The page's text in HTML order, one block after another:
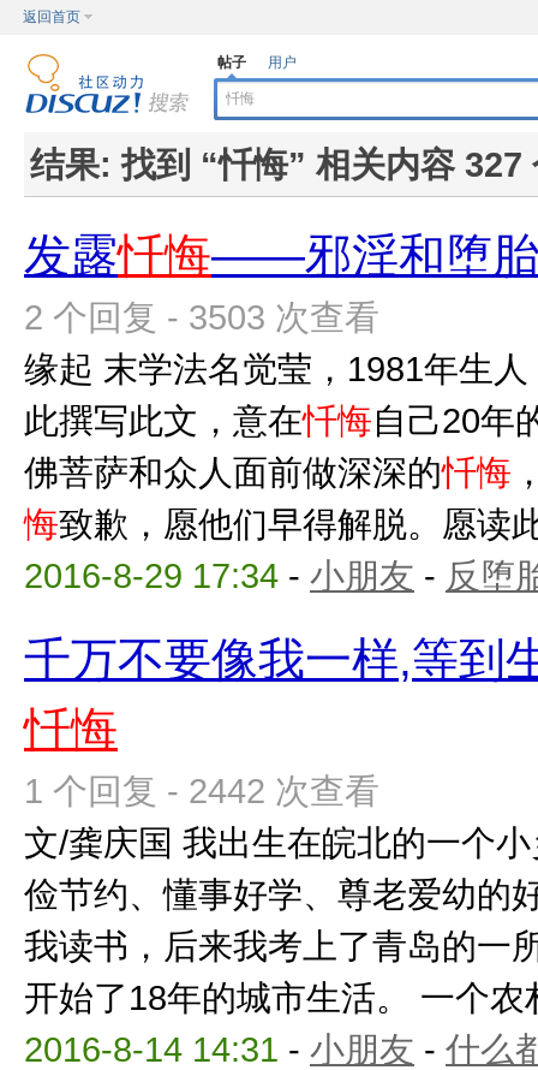
返回首页
帖子 用户
结果:找到 “忏悔” 相关内容 327
发露忏悔——邪淫和堕胎
2 个回复 - 3503 次查看
缘起 末学法名觉莹，1981年生
此撰写此文，意在忏悔自己20年
佛菩萨和众人面前做深深的忏悔
悔致歉，愿他们早得解脱。愿读
2016-8-29 17:34 - 小朋友 - 反堕
千万不要像我一样,等到
忏悔
1 个回复 - 2442 次查看
文/龚庆国 我出生在皖北的一个
俭节约、懂事好学、尊老爱幼的
我读书，后来我考上了青岛的一
开始了18年的城市生活。 一个农
2016-8-14 14:31 - 小朋友 - 什么